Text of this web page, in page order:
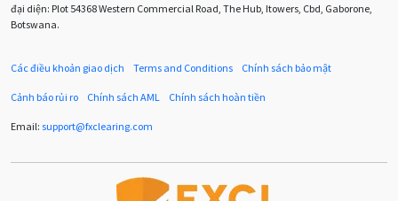
Con số xu hướng Các mức Fibonacci Cắt lỗ
Dừng lại Dừng lỗ
EUR / AUD EUR / USD
đại diện: Plot 54368 Western Commercial Road, The Hub, Itowers, Cbd, Gaborone,
Botswana.
Các điều khoản giao dịch Terms and Conditions Chính sách bảo mật
Cảnh báo rủi ro Chính sách AML Chính sách hoàn tiền
Email: support@fxclearing.com